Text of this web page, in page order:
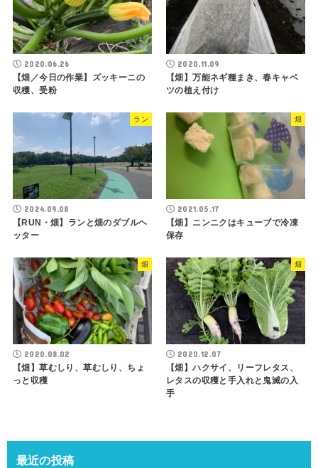
2020.06.26
【畑／今日の作業】ズッキーニの
収穫、受粉
2020.11.09
【畑】万能ネギ種まき、春キャベ
ツの植え付け
ラン
2024.09.08
【RUN・畑】ランと畑のダブルヘ
ッター
畑
2021.05.17
【畑】ニンニクはキューブで冷凍
保存
畑
2020.08.02
【畑】草むしり、草むしり、ちょ
っと収穫
畑
2020.12.07
【畑】ハクサイ、リーフレタス、
レタスの収穫と手入れと鬼滅の入
手
最近の投稿